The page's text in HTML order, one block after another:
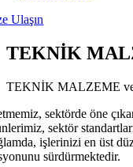
Ulaşın
TEKNİK
TEKNİK MALZEME
sektörde öne
sektör
işlerinizi en üst
sürdürmektedir.